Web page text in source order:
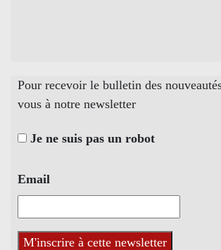
Pour recevoir le bulletin des
vous à notre newsletter
Je ne suis pas un robot
Email